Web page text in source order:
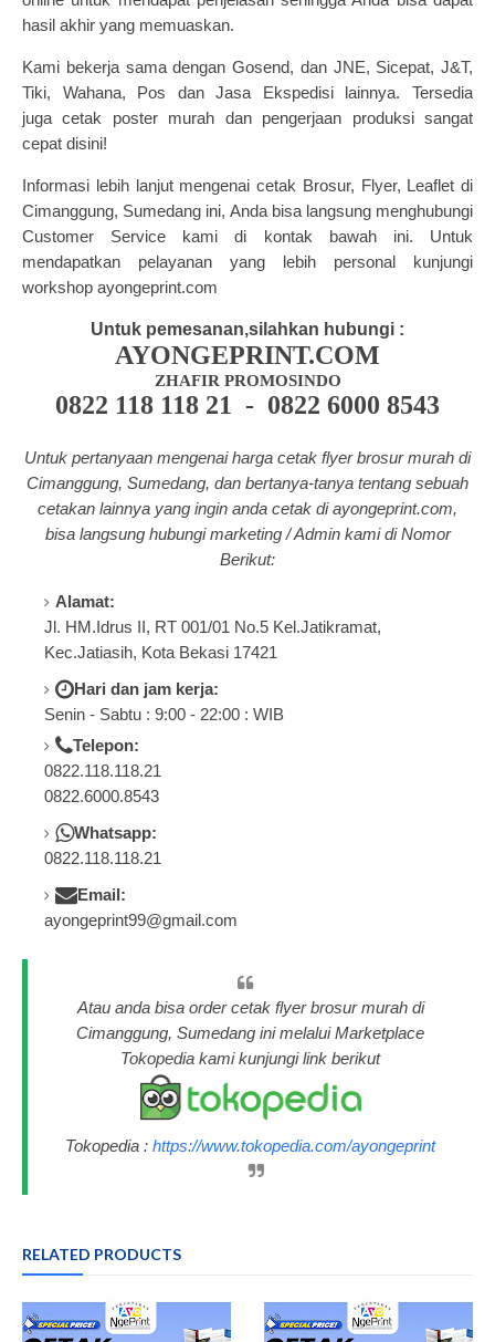
hasil akhir yang memuaskan.
Kami bekerja sama dengan Gosend, dan JNE, Sicepat, J&T,
Tiki, Wahana, Pos dan Jasa Ekspedisi lainnya. Tersedia
jugacetak poster murah dan pengerjaan produksi sangat
cepat disini!
Informasi lebih lanjut mengenai cetak Brosur, Flyer, Leaflet di
Cimanggung, Sumedang ini, Anda bisa langsung menghubungi
Customer Service kami di kontak bawah ini. Untuk
mendapatkan pelayanan yang lebih personal kunjungi
workshop ayongeprint.com
Untuk pemesanan,silahkan hubungi :
AYONGEPRINT.COM
ZHAFIR PROMOSINDO
0822 118 118 21 - 0822 6000 8543
Untuk pertanyaan mengenai harga cetak flyer brosur murah di
Cimanggung, Sumedang, dan bertanya-tanya tentang sebuah
cetakan lainnya yang ingin anda cetak di ayongeprint.com,
bisa langsung hubungi marketing / Admin kami di Nomor
Berikut:
Alamat:
Jl. HM.Idrus II, RT 001/01 No.5 Kel.Jatikramat,
Kec.Jatiasih, Kota Bekasi 17421
Hari dan jam kerja:
Senin - Sabtu : 9:00 - 22:00 : WIB
Telepon:
0822.118.118.21
0822.6000.8543
Whatsapp:
0822.118.118.21
Email:
ayongeprint99@gmail.com
Atau anda bisa order cetak flyer brosur murah di
Cimanggung, Sumedang ini melalui Marketplace
Tokopedia kami kunjungi link berikut
Tokopedia : https://www.tokopedia.com/ayongeprint
RELATED PRODUCTS